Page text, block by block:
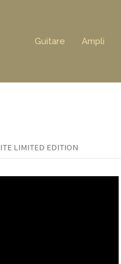
Guitare Ampli
LIMITED EDITION